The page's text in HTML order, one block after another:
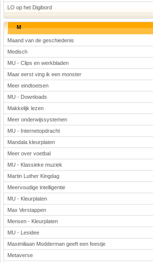
LO op het Digibord
M
Maand van de geschiedenis
Medisch
MU - Clips en werkbladen
Maar eerst ving ik een monster
Meer eindtoetsen
MU - Downloads
Makkelijk lezen
Meer onderwijssystemen
MU - Internetopdracht
Mandala kleurplaten
Meer over voetbal
MU - Klassieke muziek
Martin Luther Kingdag
Meervoudige intelligentie
MU - Kleurplaten
Max Verstappen
Mensen - Kleurplaten
MU - Lesidee
Maximiliaan Modderman geeft een feestje
Metaverse